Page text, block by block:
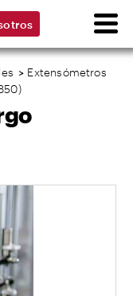
> Extensómetros